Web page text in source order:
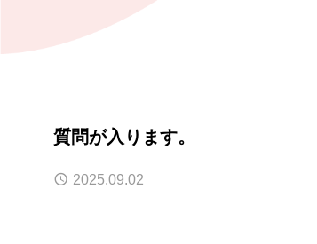
質問が入ります。
2025.09.02